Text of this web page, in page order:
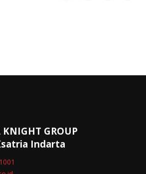
GROUP
Indarta